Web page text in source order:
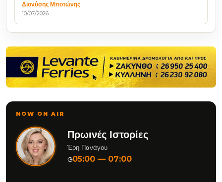
Διονύσης Μποτώνης
10/07/2026
NOW ON AIR
Πρωινές Ιστορίες
Έρη Πανάγου
◷05:00 — 07:00